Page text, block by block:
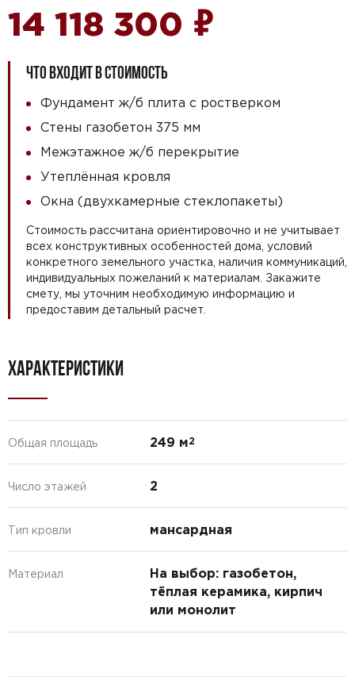
14 118 300 ₽
ЧТО ВХОДИТ В СТОИМОСТЬ
Фундамент ж/б плита с ростверком
Стены газобетон 375 мм
Межэтажное ж/б перекрытие
Утеплённая кровля
Окна (двухкамерные стеклопакеты)
Стоимость рассчитана ориентировочно и не учитывает
всех конструктивных особенностей дома, условий
конкретного земельного участка, наличия коммуникаций,
индивидуальных пожеланий к материалам. Закажите
смету, мы уточним необходимую информацию и
предоставим детальный расчет.
ХАРАКТЕРИСТИКИ
Общая площадь 249 м2
Число этажей 2
Тип кровли мансардная
Материал
На выбор: газобетон,
тёплая керамика, кирпич
или монолит